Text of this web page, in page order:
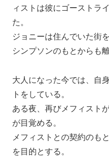
ィストは彼にゴーストラ
た。
ジョニーは住んでいた街
シンプソンのもとからも離
大人になった今では、自
トをしている。
ある夜、再びメフィスト
が目覚める。
メフィストとの契約のも
を目的とする。